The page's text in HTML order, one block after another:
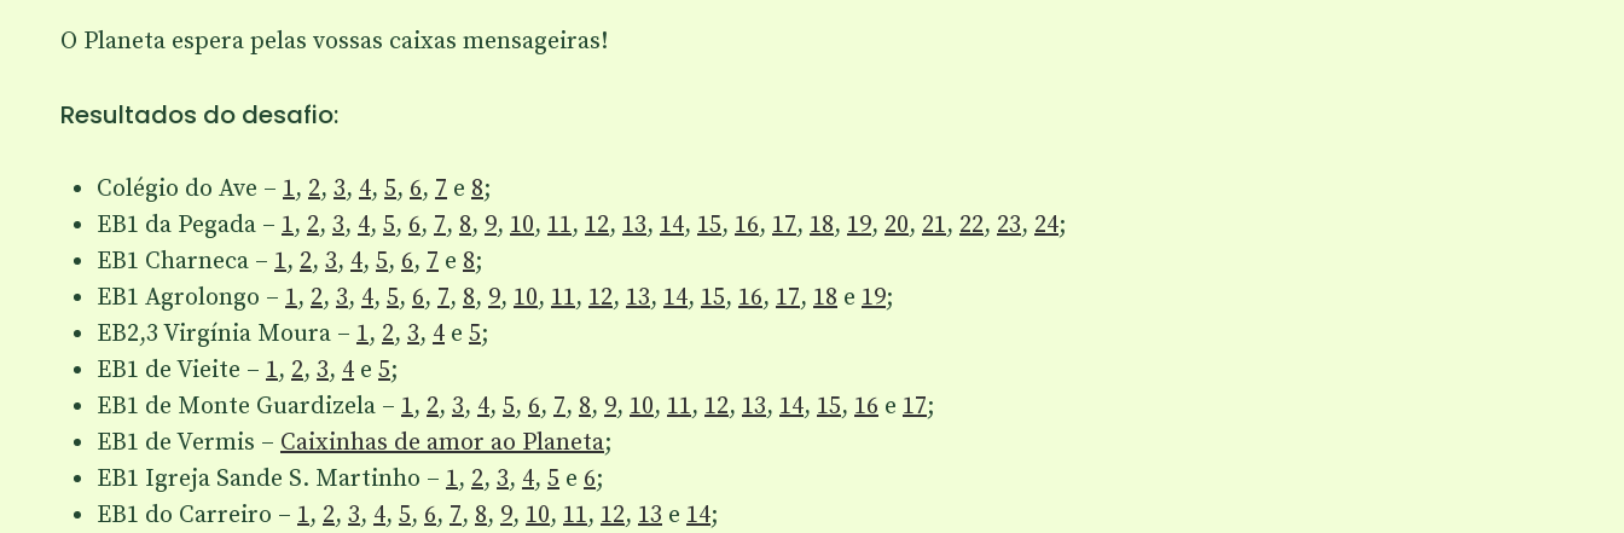
O Planeta espera pelas vossas caixas mensageiras!
Resultados do desafio:
Colégio do Ave – 1, 2, 3, 4, 5, 6, 7 e 8;
EB1 da Pegada – 1, 2, 3, 4, 5, 6, 7, 8, 9, 10, 11, 12, 13, 14, 15, 16, 17, 18, 19, 20, 21, 22, 23, 24;
EB1 Charneca – 1, 2, 3, 4, 5, 6, 7 e 8;
EB1 Agrolongo – 1, 2, 3, 4, 5, 6, 7, 8, 9, 10, 11, 12, 13, 14, 15, 16, 17, 18 e 19;
EB2,3 Virgínia Moura – 1, 2, 3, 4 e 5;
EB1 de Vieite – 1, 2, 3, 4 e 5;
EB1 de Monte Guardizela – 1, 2, 3, 4, 5, 6, 7, 8, 9, 10, 11, 12, 13, 14, 15, 16 e 17;
EB1 de Vermis – Caixinhas de amor ao Planeta;
EB1 Igreja Sande S. Martinho – 1, 2, 3, 4, 5 e 6;
EB1 do Carreiro – 1, 2, 3, 4, 5, 6, 7, 8, 9, 10, 11, 12, 13 e 14;